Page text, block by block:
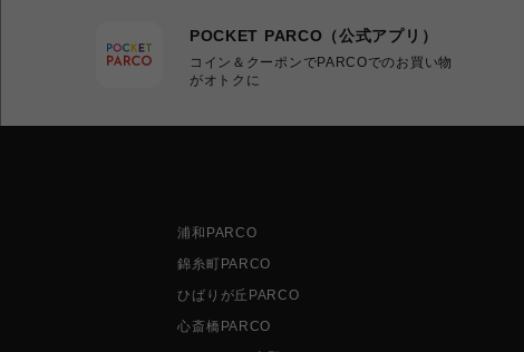
POCKET PARCO（公式アプリ）
コイン＆クーポンでPARCOでのお買い物
がオトクに
浦和PARCO
錦糸町PARCO
ひばりが丘PARCO
心斎橋PARCO